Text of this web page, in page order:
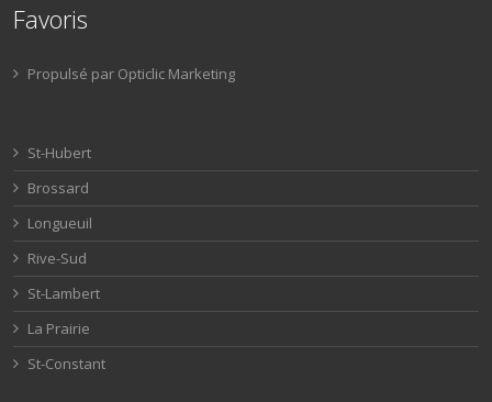
Favoris
Propulsé par Opticlic Marketing
St-Hubert
Brossard
Longueuil
Rive-Sud
St-Lambert
La Prairie
St-Constant